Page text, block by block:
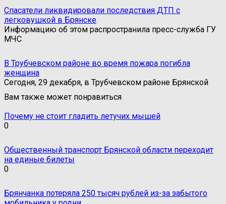
Спасатели ликвидировали последствия ДТП с
легковушкой в Брянске
Информацию об этом распространила пресс-служба ГУ
МЧС
В Трубчевском районе во время пожара погибла
женщина
Сегодня, 29 декабря, в Трубчевском районе Брянской
Вам также может понравиться
Почему не стоит гладить летучих мышей
0
Общественный транспорт Брянской области переходит
на единые билеты
0
Брянчанка потеряла 250 тысяч рублей из-за забытого